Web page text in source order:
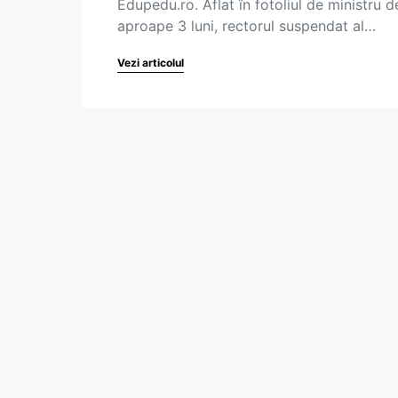
Edupedu.ro. Aflat în fotoliul de ministru
aproape 3 luni, rectorul suspendat al…
Vezi articolul